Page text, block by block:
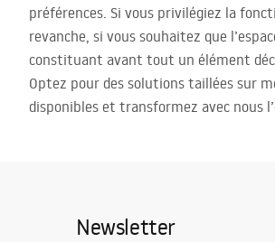
préférences. Si vous privilégiez la
revanche, si vous souhaitez que
constituant avant tout un élément
Optez pour des solutions taillées sur
disponibles et transformez avec nous
Newsletter